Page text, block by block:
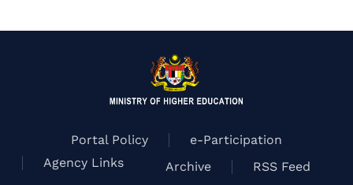
Portal Policy
e-Participation
Agency Links
Archive
RSS Feed